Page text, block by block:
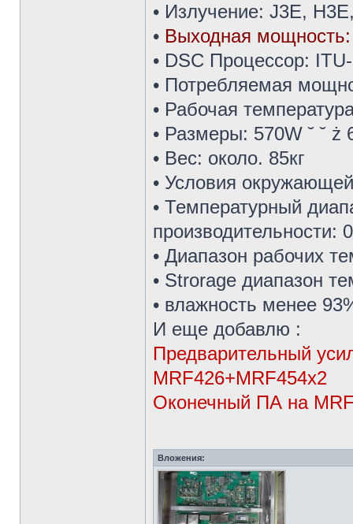
• Излучение: J3E,
• Выходная
• DSC Процессор:
• Потребляемая
• Рабочая
• Размеры: 570W ˘ ˘ ż
• Вес: около. 85кг
• Условия
• Температурный
производительности:
• Диапазон рабочих
• Strorage диапазон
• влажность менее
И еще добавлю :
Предварительный
MRF426+MRF454x2
Оконечный ПА на
Вложения: